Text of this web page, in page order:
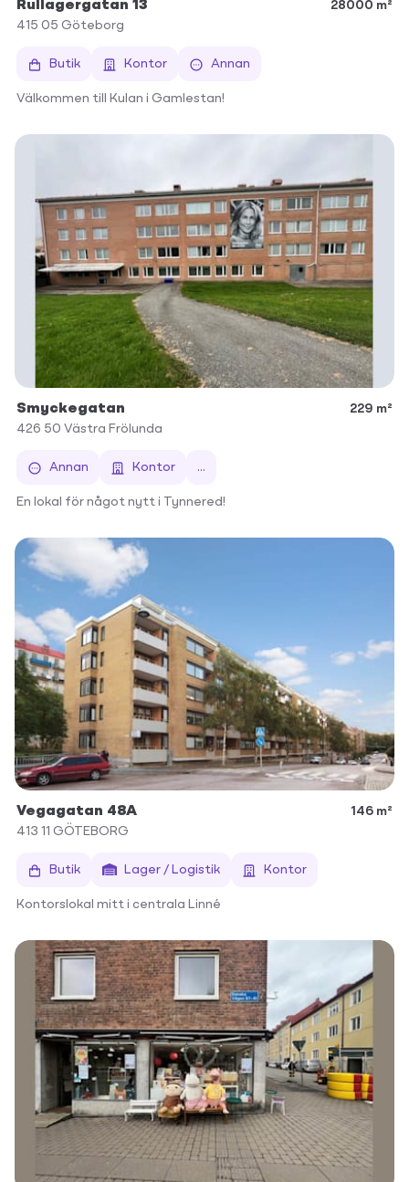
Rullagergatan 13
28000 m²
415 05 Göteborg
Butik Kontor Annan
Välkommen till Kulan i Gamlestan!
Smyckegatan
229 m²
426 50 Västra Frölunda
Annan Kontor ...
En lokal för något nytt i Tynnered!
Vegagatan 48A
146 m²
413 11 GÖTEBORG
Butik Lager / Logistik Kontor
Kontorslokal mitt i centrala Linné